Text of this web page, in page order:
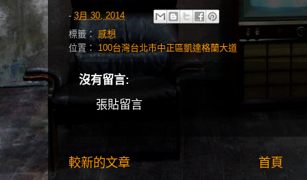
- 3月 30, 2014
標籤： 感想
位置： 100台灣台北市中正區凱達格蘭大道
沒有留言:
張貼留言
較新的文章 首頁